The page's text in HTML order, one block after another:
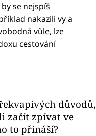
se nejspíš
nakazili vy a
vůle, lze
cestování
důvodů,
začít zpívat ve
to přináší?